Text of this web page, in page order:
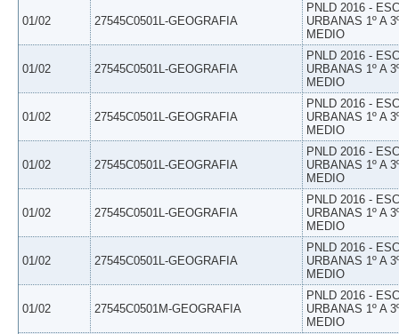
01/02 27545C0501L-GEOGRAFIA
PNLD 2016 -
URBANAS 1º A
MEDIO
01/02 27545C0501L-GEOGRAFIA
PNLD 2016 -
URBANAS 1º A
MEDIO
01/02 27545C0501L-GEOGRAFIA
PNLD 2016 -
URBANAS 1º A
MEDIO
01/02 27545C0501L-GEOGRAFIA
PNLD 2016 -
URBANAS 1º A
MEDIO
01/02 27545C0501L-GEOGRAFIA
PNLD 2016 -
URBANAS 1º A
MEDIO
01/02 27545C0501L-GEOGRAFIA
PNLD 2016 -
URBANAS 1º A
MEDIO
01/02 27545C0501M-GEOGRAFIA
PNLD 2016 -
URBANAS 1º A
MEDIO